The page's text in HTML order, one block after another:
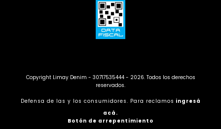
Copyright Limay Denim - 30717535444 - 2026. Todos los derechos
reservados.
Defensa de las y los consumidores. Para reclamos ingresá
acá.
Botón de arrepentimiento